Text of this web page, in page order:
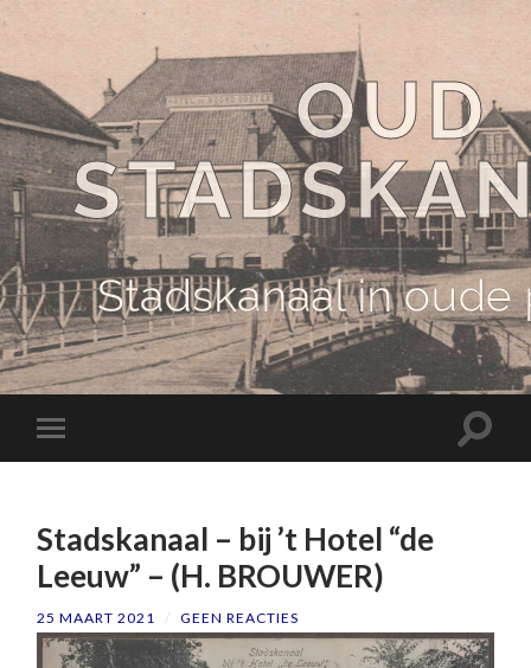
OUD
Stadskanaal in oude
Schakel
naar
Stadskanaal – bij ’t Hotel “de
Leeuw” – (H. BROUWER)
25 MAART 2021 / GEEN REACTIES